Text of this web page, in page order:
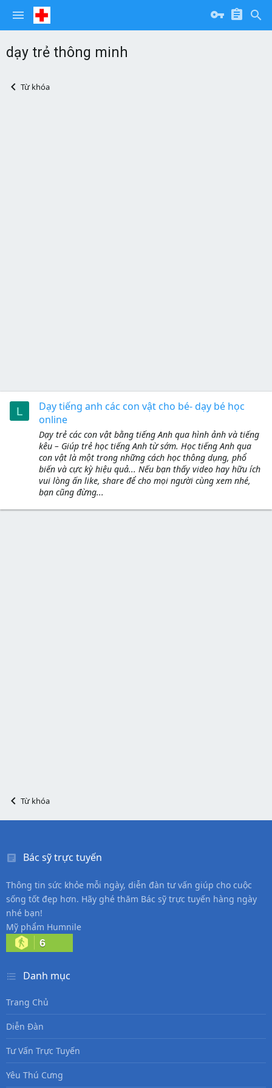
dạy trẻ thông minh
Từ khóa
L
Dạy tiếng anh các con vật cho bé- dạy bé học
online
Dạy trẻ các con vật bằng tiếng Anh qua hình ảnh và tiếng
kêu – Giúp trẻ học tiếng Anh từ sớm. Học tiếng Anh qua
con vật là một trong những cách học thông dụng, phổ
biến và cực kỳ hiệu quả... Nếu bạn thấy video hay hữu ích
vui lòng ấn like, share để cho mọi người cùng xem nhé,
bạn cũng đừng...
Từ khóa
Bác sỹ trực tuyến
Thông tin sức khỏe mỗi ngày, diễn đàn tư vấn giúp cho cuộc
sống tốt đẹp hơn. Hãy ghé thăm Bác sỹ trực tuyến hàng ngày
nhé bạn!
Mỹ phẩm Humnile
6
Danh mục
Trang Chủ
Diễn Đàn
Tư Vấn Trực Tuyến
Yêu Thú Cưng